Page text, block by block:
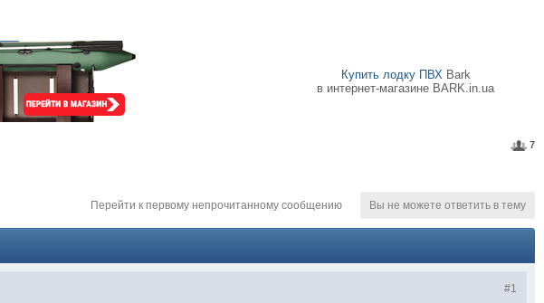
Купить лодку ПВХBark
в интернет-магазине BARK.in.ua
7
Вы не можете ответить в тему
Перейти к первому непрочитанному сообщению
#1